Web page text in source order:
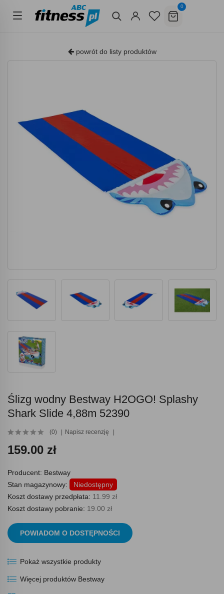
0
powrót do listy produktów
Ślizg wodny Bestway H2OGO! Splashy
Shark Slide 4,88m 52390
(0) Napisz recenzję
159.00 zł
Producent: Bestway
Stan magazynowy:
Niedostępny
Koszt dostawy przedpłata: 11.99 zł
Koszt dostawy pobranie: 19.00 zł
POWIADOM O DOSTĘPNOŚCI
Pokaż wszystkie produkty
Więcej produktów Bestway